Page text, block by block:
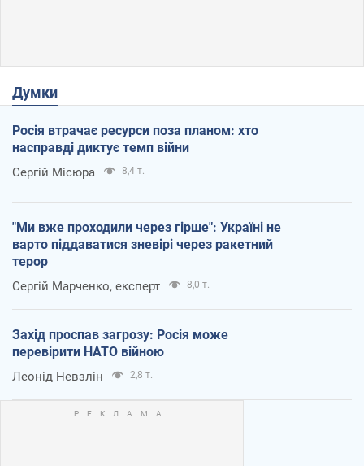
Думки
Росія втрачає ресурси поза планом: хто
насправді диктує темп війни
Сергій Місюра 8,4 т.
"Ми вже проходили через гірше": Україні не
варто піддаватися зневірі через ракетний
терор
Сергій Марченко, експерт 8,0 т.
Захід проспав загрозу: Росія може
перевірити НАТО війною
Леонід Невзлін 2,8 т.